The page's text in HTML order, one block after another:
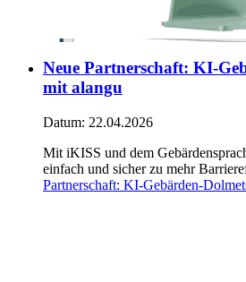
Neue Partnerschaft: KI-
mit alangu
Datum: 22.04.2026
Mit iKISS und dem
einfach und sicher zu mehr
Partnerschaft: KI-Gebärden-